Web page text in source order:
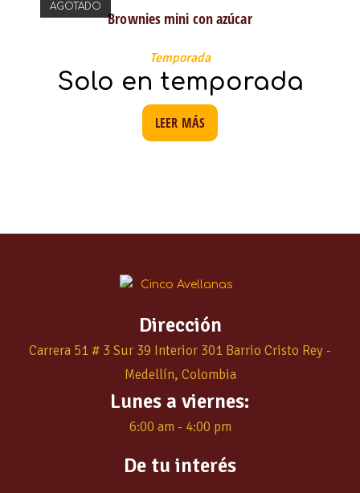
AGOTADO
Brownies mini con azúcar
Temporada
Solo en temporada
LEER MÁS
Dirección
Carrera 51 # 3 Sur 39 Interior 301 Barrio Cristo Rey -
Medellín, Colombia
Lunes a viernes:
6:00 am - 4:00 pm
De tu interés